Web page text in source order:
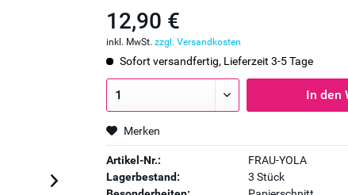
12,90 €
inkl. MwSt.zzgl. Versandkosten
Sofort versandfertig, Lieferzeit 3-5 Tage
In den
Merken
Artikel-Nr.:
FRAU-YOLA
Lagerbestand:
3 Stück